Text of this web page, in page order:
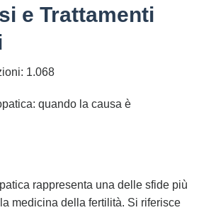
e Trattamenti
1.068
rappresenta una delle sfide più
medicina della fertilità. Si riferisce